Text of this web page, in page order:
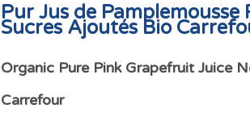
Pur Jus de Pamplemousse
Sucres Ajoutés Bio
Organic Pure Pink Grapefruit Juice
Carrefour